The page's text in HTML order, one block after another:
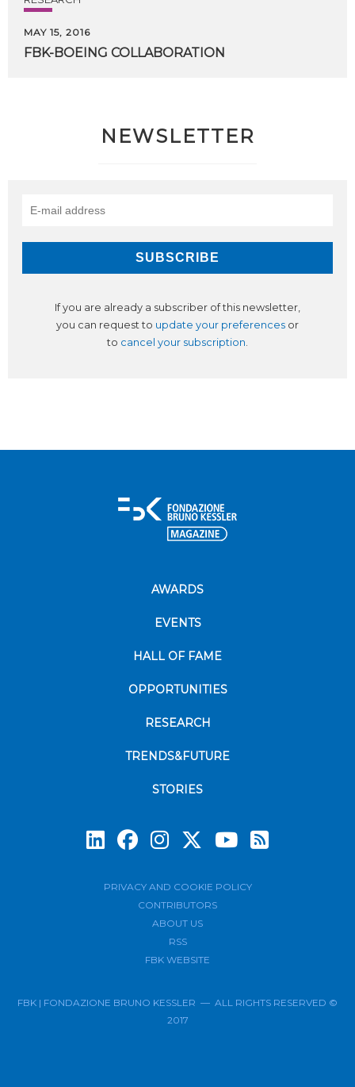
MAY 15, 2016
FBK-BOEING COLLABORATION
NEWSLETTER
If you are already a subscriber of this newsletter,
you can request to update your preferences or
to cancel your subscription.
AWARDS
EVENTS
HALL OF FAME
OPPORTUNITIES
RESEARCH
TRENDS&FUTURE
STORIES
PRIVACY AND COOKIE POLICY
CONTRIBUTORS
ABOUT US
RSS
FBK WEBSITE
FBK | FONDAZIONE BRUNO KESSLER — ALL RIGHTS RESERVED ©
2017